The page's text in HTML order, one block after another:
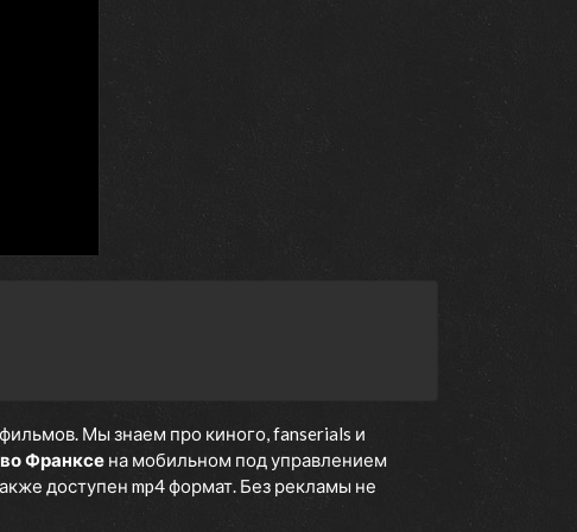
20 января 2018
Мы знаем про киного, fanserials и
Франксе на мобильном под управлением
доступен mp4 формат. Без рекламы не